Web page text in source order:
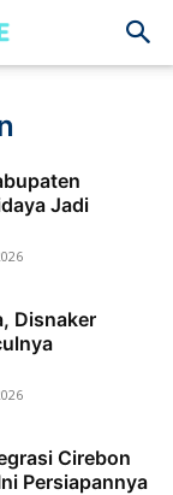
Jadi
Disnaker
Cirebon
Persiapannya